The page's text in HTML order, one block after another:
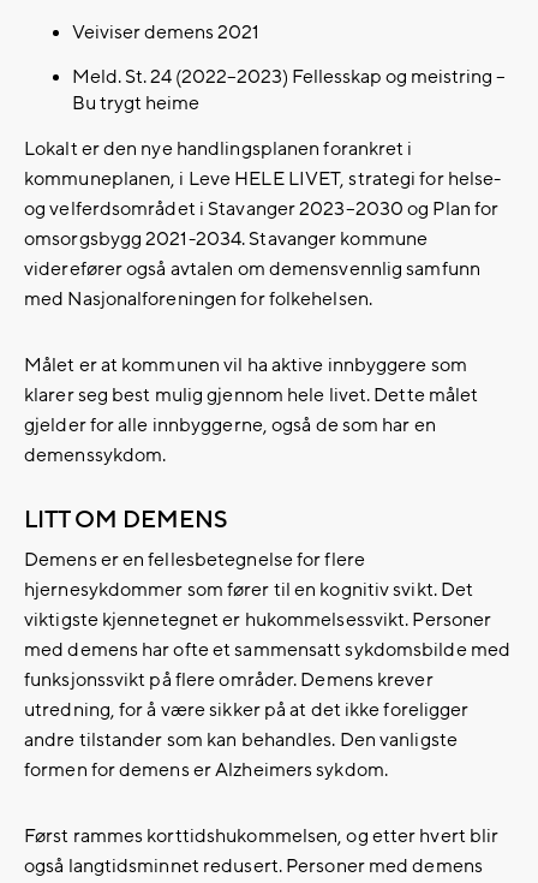
Veiviser demens 2021
Meld. St. 24 (2022–2023) Fellesskap og meistring –
Bu trygt heime
Lokalt er den nye handlingsplanen forankret i
kommuneplanen, i Leve HELE LIVET, strategi for helse-
og velferdsområdet i Stavanger 2023–2030 og Plan for
omsorgsbygg 2021-2034. Stavanger kommune
viderefører også avtalen om demensvennlig samfunn
med Nasjonalforeningen for folkehelsen.
Målet er at kommunen vil ha aktive innbyggere som
klarer seg best mulig gjennom hele livet. Dette målet
gjelder for alle innbyggerne, også de som har en
demenssykdom.
LITT OM DEMENS
Demens er en fellesbetegnelse for flere
hjernesykdommer som fører til en kognitiv svikt. Det
viktigste kjennetegnet er hukommelsessvikt. Personer
med demens har ofte et sammensatt sykdomsbilde med
funksjonssvikt på flere områder. Demens krever
utredning, for å være sikker på at det ikke foreligger
andre tilstander som kan behandles. Den vanligste
formen for demens er Alzheimers sykdom.
Først rammes korttidshukommelsen, og etter hvert blir
også langtidsminnet redusert. Personer med demens